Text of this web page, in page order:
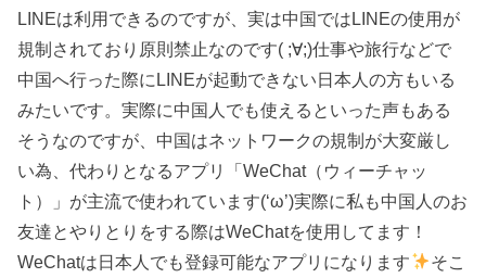
LINEは利用できるのですが、実は中国ではLINEの使用が
規制されており原則禁止なのです( ;∀;)仕事や旅行などで
中国へ行った際にLINEが起動できない日本人の方もいる
みたいです。実際に中国人でも使えるといった声もある
そうなのですが、中国はネットワークの規制が大変厳し
い為、代わりとなるアプリ「WeChat（ウィーチャッ
ト）」が主流で使われています(‘ω’)実際に私も中国人のお
友達とやりとりをする際はWeChatを使用してます！
WeChatは日本人でも登録可能なアプリになります
そこ